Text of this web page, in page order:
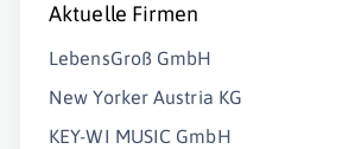
Aktuelle Firmen
LebensGroß GmbH
New Yorker Austria KG
KEY-WI MUSIC GmbH